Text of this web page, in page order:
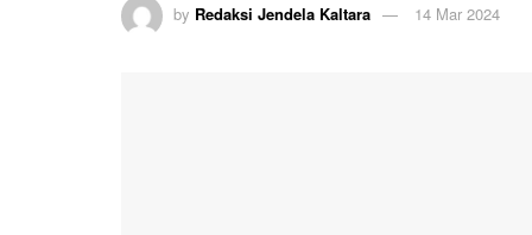
by Redaksi Jendela Kaltara 14 Mar 2024